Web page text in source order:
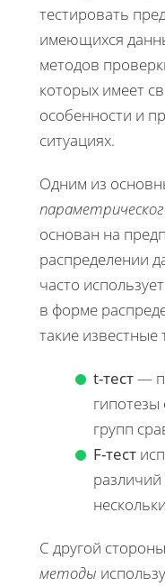
тестировать
имеющихся
методов
которых имеет
особенности и
ситуациях.
Одним из
основан на
распределении
часто
в форме
такие известные
t-тест—
гипотезы
групп
F-тест
С другой
методы